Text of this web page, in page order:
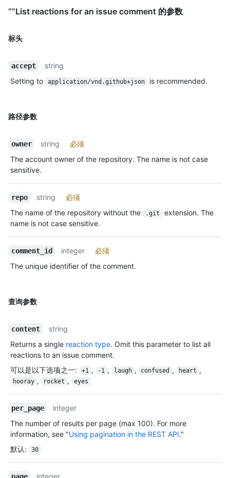
“”List reactions for an issue comment 的参数
标头
accept
string
Setting to
application/vnd.github+json is recommended.
路径参数
owner string
必须
The account owner of the repository. The name is not case
sensitive.
repo string
必须
The name of the repository without the
.git
extension. The
name is not case sensitive.
comment_id integer
必须
The unique identifier of the comment.
查询参数
content
string
Returns a single reaction type. Omit this parameter to list all
reactions to an issue comment.
可以是以下选项之一: +1 , -1 , laugh , confused , heart ,
hooray , rocket , eyes
per_page
integer
The number of results per page (max 100). For more
information, see "Using pagination in the REST API."
默认: 30
integer